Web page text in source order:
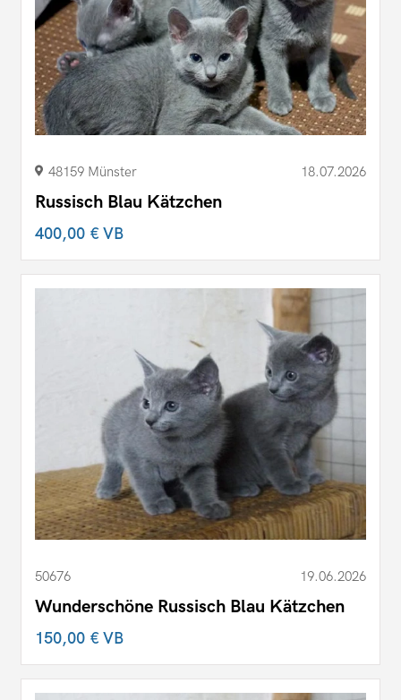
48159 Münster 18.07.2026
Russisch Blau Kätzchen
400,00 €VB
50676 19.06.2026
Wunderschöne Russisch Blau Kätzchen
150,00 €VB